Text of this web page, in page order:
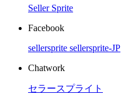
Seller Sprite
Facebook
sellersprite sellersprite-JP
Chatwork
セラースプライト